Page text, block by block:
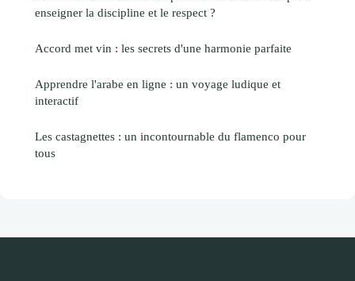
enseigner la discipline et le respect ?
Accord met vin : les secrets d'une harmonie parfaite
Apprendre l'arabe en ligne : un voyage ludique et
interactif
Les castagnettes : un incontournable du flamenco pour
tous